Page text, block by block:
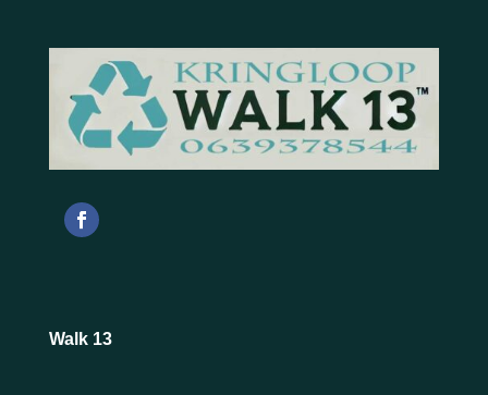
Walk 13